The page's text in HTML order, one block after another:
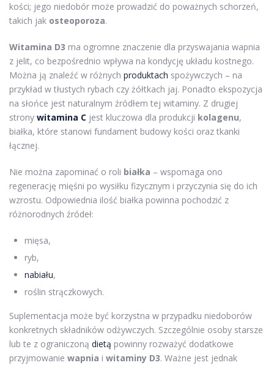
kości; jego niedobór może prowadzić do poważnych schorzeń,
takich jak osteoporoza.
Witamina D3 ma ogromne znaczenie dla przyswajania wapnia
z jelit, co bezpośrednio wpływa na kondycję układu kostnego.
Można ją znaleźć w różnych produktach spożywczych – na
przykład w tłustych rybach czy żółtkach jaj. Ponadto ekspozycja
na słońce jest naturalnym źródłem tej witaminy. Z drugiej
strony witamina C jest kluczowa dla produkcji kolagenu,
białka, które stanowi fundament budowy kości oraz tkanki
łącznej.
Nie można zapominać o roli białka – wspomaga ono
regenerację mięśni po wysiłku fizycznym i przyczynia się do ich
wzrostu. Odpowiednia ilość białka powinna pochodzić z
różnorodnych źródeł:
mięsa,
ryb,
nabiału,
roślin strączkowych.
Suplementacja może być korzystna w przypadku niedoborów
konkretnych składników odżywczych. Szczególnie osoby starsze
lub te z ograniczoną dietą powinny rozważyć dodatkowe
przyjmowanie wapnia i witaminy D3. Ważne jest jednak